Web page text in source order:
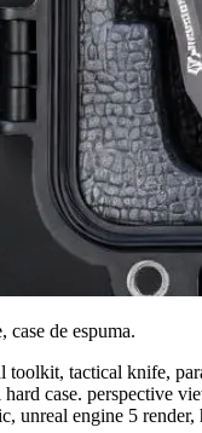
case de espuma.
toolkit, tactical knife,
case. perspective
unreal engine 5 render,